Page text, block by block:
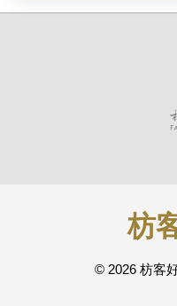
枋
© 2026 枋客